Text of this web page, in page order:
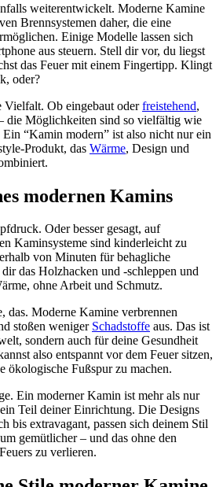
weiterentwickelt. Moderne Kamine
Brennsystemen daher, die eine
Einige Modelle lassen sich
aus steuern. Stell dir vor, du liegst
das Feuer mit einem Fingertipp. Klingt
oder?
Vielfalt. Ob eingebaut oderfreistehend,
die Möglichkeiten sind so vielfältig wie
“Kamin modern” ist also nicht nur ein
Produkt, das Wärme, Design und
modernen Kamins
Oder besser gesagt, auf
Kaminsysteme sind kinderleicht zu
von Minuten für behagliche
das Holzhacken und -schleppen und
ohne Arbeit und Schmutz.
das. Moderne Kamine verbrennen
stoßen weniger Schadstoffe aus. Das ist
sondern auch für deine Gesundheit
also entspannt vor dem Feuer sitzen,
ökologische Fußspur zu machen.
Ein moderner Kamin ist mehr als nur
Teil deiner Einrichtung. Die Designs
bis extravagant, passen sich deinem Stil
gemütlicher – und das ohne den
zu verlieren.